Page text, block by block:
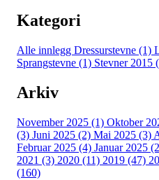
Kategori
Alle innlegg Dressurstevne (1)
Sprangstevne (1) Stevner 2015
Arkiv
November 2025 (1) Oktober
(3) Juni 2025 (2) Mai 2025 (3)
Februar 2025 (4) Januar 2025
2021 (3) 2020 (11) 2019 (47)
(160)